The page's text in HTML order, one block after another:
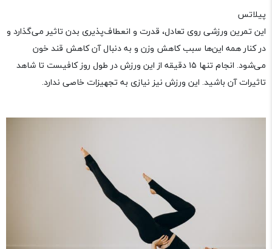
پیلاتس
این تمرین ورزشی روی تعادل، قدرت و انعطاف‌پذیری بدن تاثیر می‌گذارد و
در کنار همه این‌ها سبب کاهش وزن و به دنبال آن کاهش قند خون
می‌شود. انجام تنها ۱۵ دقیقه از این ورزش در طول روز کافیست تا شاهد
تاثیرات آن باشید. این ورزش نیز نیازی به تجهیزات خاصی ندارد.